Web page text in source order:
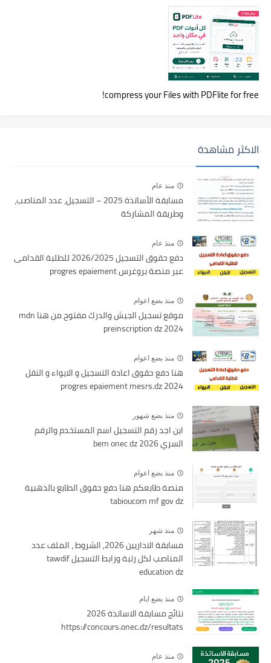
compress your Files with PDFlite for free!
الاكثر مشاهدة
منذ عام
مسابقة الأساتذة 2025 – التسجيل، عدد المناصب،
وطريقة المشاركة
منذ عام
دفع حقوق التسجيل 2026/2025 للطلبة القدامى
عبر منصة بروغرس progres epaiement
منذ بضع اعوام
موقع تسجيل الجيش والدرك مفتوح من هنا mdn
preinscription dz 2024
منذ بضع اعوام
هنا دفع حقوق اعادة التسجيل و الايواء و النقل
2024 progres epaiement mesrs.dz
منذ بضع شهور
اين اجد رقم التسجيل اسم المستخدم والرقم
السري bem onec dz 2026
منذ بضع اعوام
منصة طابعكم هنا دفع حقوق الطابع بالذهبية
tabioucom mf gov dz
منذ شهر
مسابقة الاداريين 2026, الشروط ، الملف عدد
المناصب لكل رتبة ورابط التسجيل tawdif
education dz
منذ بضع ايام
نتائج مسابقة الاساتذة 2026
https://concours.onec.dz/resultats
منذ عام